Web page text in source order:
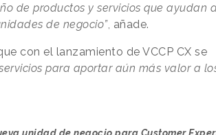
de productos y servicios que ayudan a
de negocio”, añade.
con el lanzamiento de VCCP CX se
para aportar aún más valor a
unidad de negocio para Customer